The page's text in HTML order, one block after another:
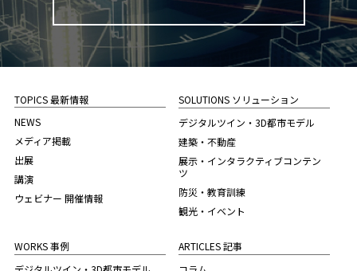
TOPICS 最新情報
NEWS
メディア掲載
出展
講演
ウェビナー 開催情報
WORKS 事例
SOLUTIONS ソリューション
デジタルツイン・3D都市モデル
建築・不動産
展示・インタラクティブコンテン
ツ
防災・教育訓練
観光・イベント
ARTICLES 記事